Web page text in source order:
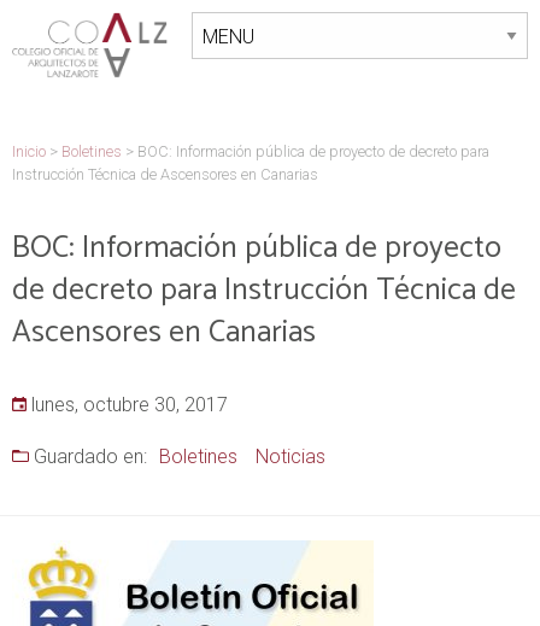
Inicio > Boletines > BOC: Información pública de proyecto de decreto para
Instrucción Técnica de Ascensores en Canarias
BOC: Información pública de proyecto
de decreto para Instrucción Técnica de
Ascensores en Canarias
lunes, octubre 30, 2017
Guardado en: Boletines Noticias